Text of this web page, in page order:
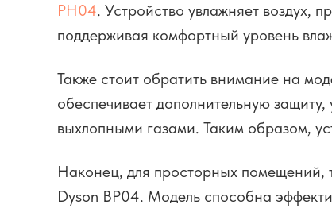
PH04. Устройство увлажняет воздух,
поддерживая комфортный уровень
Также стоит обратить внимание на
обеспечивает дополнительную
выхлопными газами. Таким образом,
Наконец, для просторных помещений,
Dyson BP04. Модель способна